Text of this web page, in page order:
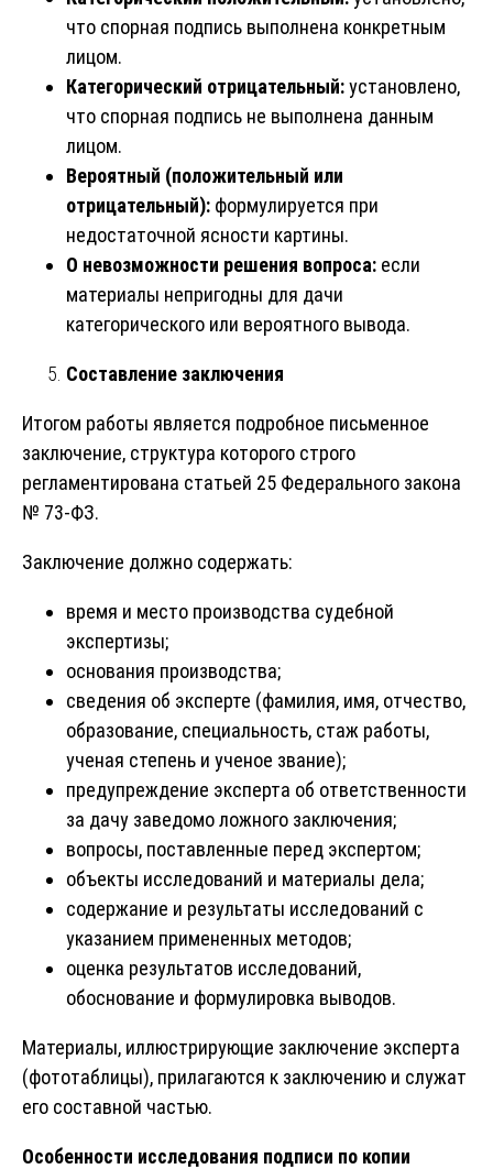
что спорная подпись выполнена конкретным
лицом.
Категорический отрицательный:установлено,
что спорная подпись не выполнена данным
лицом.
Вероятный (положительный или
отрицательный): формулируется при
недостаточной ясности картины.
О невозможности решения вопроса: если
материалы непригодны для дачи
категорического или вероятного вывода.
Составление заключения
Итогом работы является подробное письменное
заключение, структура которого строго
регламентирована статьей 25 Федерального закона
№ 73-ФЗ.
Заключение должно содержать:
время и место производства судебной
экспертизы;
основания производства;
сведения об эксперте (фамилия, имя, отчество,
образование, специальность, стаж работы,
ученая степень и ученое звание);
предупреждение эксперта об ответственности
за дачу заведомо ложного заключения;
вопросы, поставленные перед экспертом;
объекты исследований и материалы дела;
содержание и результаты исследований с
указанием примененных методов;
оценка результатов исследований,
обоснование и формулировка выводов.
Материалы, иллюстрирующие заключение эксперта
(фототаблицы), прилагаются к заключению и служат
его составной частью.
Особенности исследования подписи по копии